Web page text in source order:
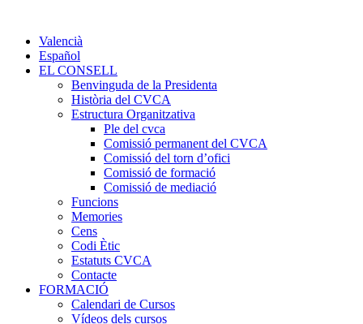
Valencià
Español
EL CONSELL
Benvinguda de la Presidenta
Història del CVCA
Estructura Organitzativa
Ple del cvca
Comissió permanent del CVCA
Comissió del torn d’ofici
Comissió de formació
Comissió de mediació
Funcions
Memories
Cens
Codi Ètic
Estatuts CVCA
Contacte
FORMACIÓ
Calendari de Cursos
Vídeos dels cursos